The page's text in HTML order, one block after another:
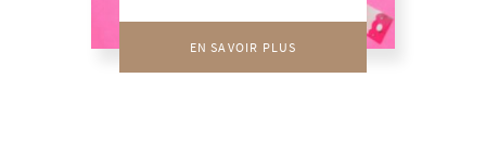
EN SAVOIR PLUS